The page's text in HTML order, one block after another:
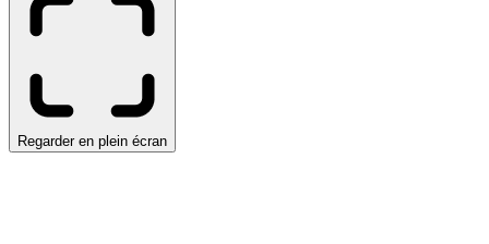
Regarder en plein écran